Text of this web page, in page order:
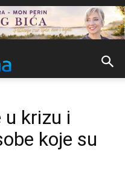
u krizu i
koje su